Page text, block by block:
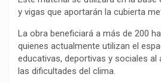
y vigas que aportarán la cubierta
La obra beneficiará a más de 200
quienes actualmente utilizan el
educativas, deportivas y sociales al
las dificultades del clima.